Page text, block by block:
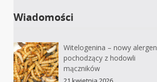
Wiadomości
Witelogenina – nowy alergen
pochodzący z hodowli
mączników